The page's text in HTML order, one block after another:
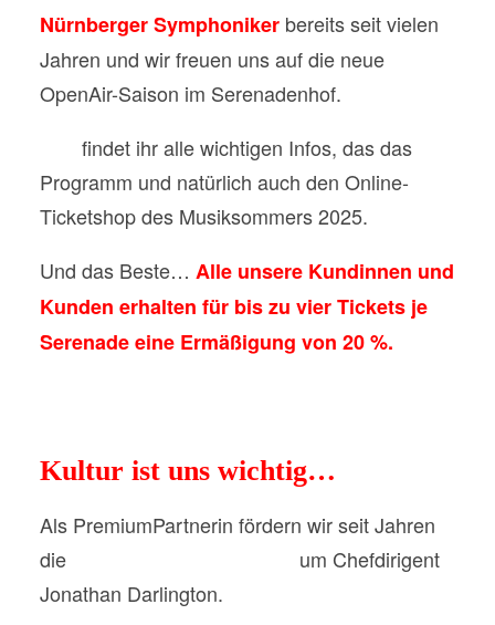
Nürnberger Symphoniker bereits seit vielen
Jahren und wir freuen uns auf die neue
OpenAir-Saison im Serenadenhof.
findet ihr alle wichtigen Infos, das das
Programm und natürlich auch den Online-
Ticketshop des Musiksommers 2025.
Und das Beste… Alle unsere Kundinnen und
Kunden erhalten für bis zu vier Tickets je
Serenade eine Ermäßigung von 20 %.
Kultur ist uns wichtig…
Als PremiumPartnerin fördern wir seit Jahren
die
um Chefdirigent
Jonathan Darlington.